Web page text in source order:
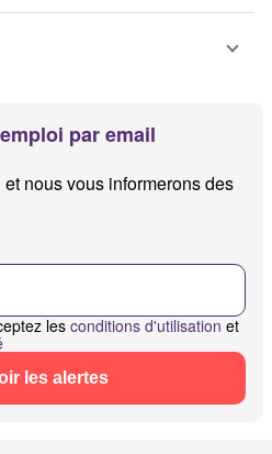
par email
nous vous informerons des
les conditions d'utilisation et
les alertes